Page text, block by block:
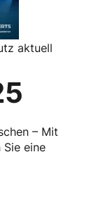
aktuell
– Mit
eine